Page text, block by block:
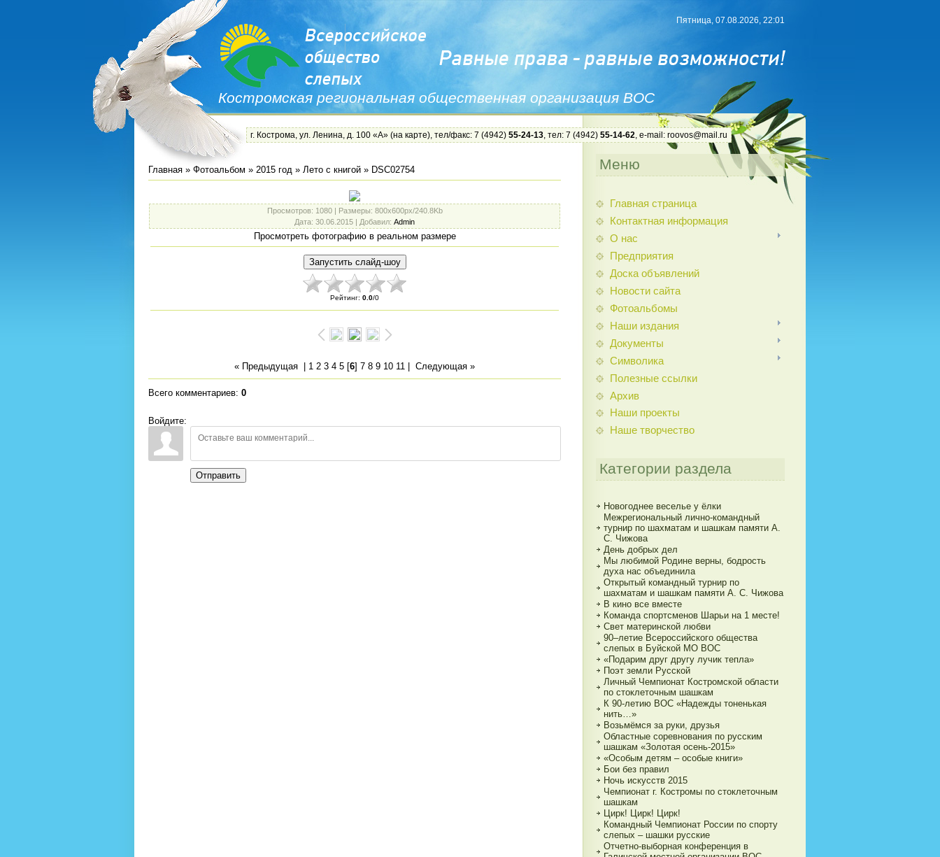
Костромская региональная общественная организация ВОС
Пятница, 07.08.2026, 22:01
г. Кострома, ул. Ленина, д. 100 «А» (на карте), тел/факс: 7 (4942) 55-24-13, тел: 7 (4942) 55-14-62, e-mail: roovos@mail.ru
Главная » Фотоальбом » 2015 год » Лето с книгой » DSC02754
Просмотров: 1080 | Размеры: 800x600px/240.8Kb
Дата: 30.06.2015 | Добавил: Admin
Просмотреть фотографию в реальном размере
Рейтинг: 0.0/0
« Предыдущая 1 2 3 4 5 [6] 7 8 9 10 11 Следующая »
Всего комментариев: 0
Войдите:
Отправить
Меню
Главная страница
Контактная информация
О нас
Предприятия
Доска объявлений
Новости сайта
Фотоальбомы
Наши издания
Документы
Символика
Полезные ссылки
Архив
Наши проекты
Наше творчество
Категории раздела
Новогоднее веселье у ёлки
Межрегиональный лично-командный
турнир по шахматам и шашкам памяти А.
С. Чижова
День добрых дел
Мы любимой Родине верны, бодрость
духа нас объединила
Открытый командный турнир по
шахматам и шашкам памяти А. С. Чижова
В кино все вместе
Команда спортсменов Шарьи на 1 месте!
Свет материнской любви
90–летие Всероссийского общества
слепых в Буйской МО ВОС
«Подарим друг другу лучик тепла»
Поэт земли Русской
Личный Чемпионат Костромской области
по стоклеточным шашкам
К 90-летию ВОС «Надежды тоненькая
нить…»
Возьмёмся за руки, друзья
Областные соревнования по русским
шашкам «Золотая осень-2015»
«Особым детям – особые книги»
Бои без правил
Ночь искусств 2015
Чемпионат г. Костромы по стоклеточным
шашкам
Цирк! Цирк! Цирк!
Командный Чемпионат России по спорту
слепых – шашки русские
Отчетно-выборная конференция в